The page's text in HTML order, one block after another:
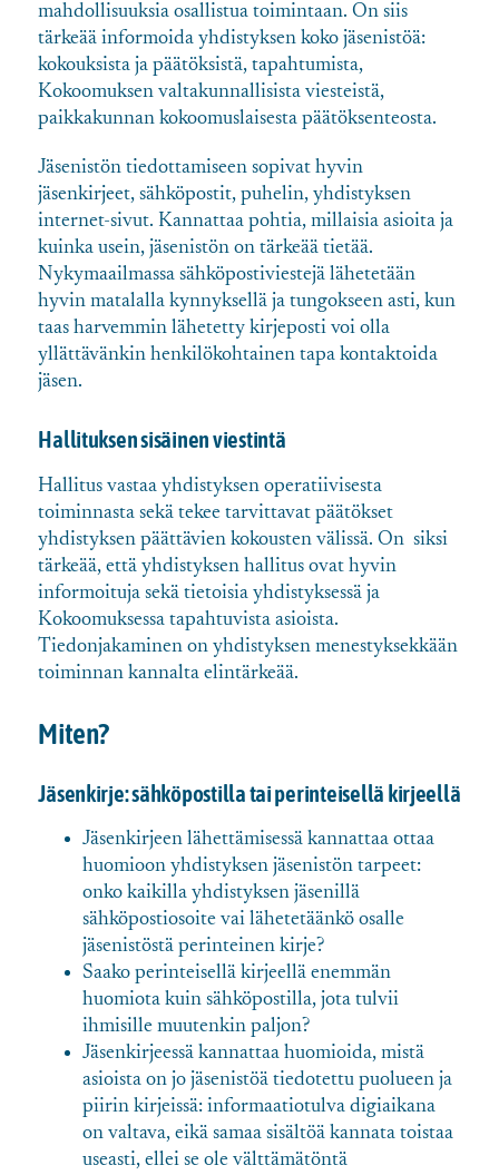
mahdollisuuksia osallistua toimintaan. On siis
tärkeää informoida yhdistyksen koko jäsenistöä:
kokouksista ja päätöksistä, tapahtumista,
Kokoomuksen valtakunnallisista viesteistä,
paikkakunnan kokoomuslaisesta päätöksenteosta.
Jäsenistön tiedottamiseen sopivat hyvin
jäsenkirjeet, sähköpostit, puhelin, yhdistyksen
internet-sivut. Kannattaa pohtia, millaisia asioita ja
kuinka usein, jäsenistön on tärkeää tietää.
Nykymaailmassa sähköpostiviestejä lähetetään
hyvin matalalla kynnyksellä ja tungokseen asti, kun
taas harvemmin lähetetty kirjeposti voi olla
yllättävänkin henkilökohtainen tapa kontaktoida
jäsen.
Hallituksen sisäinen viestintä
Hallitus vastaa yhdistyksen operatiivisesta
toiminnasta sekä tekee tarvittavat päätökset
yhdistyksen päättävien kokousten välissä. On siksi
tärkeää, että yhdistyksen hallitus ovat hyvin
informoituja sekä tietoisia yhdistyksessä ja
Kokoomuksessa tapahtuvista asioista.
Tiedonjakaminen on yhdistyksen menestyksekkään
toiminnan kannalta elintärkeää.
Miten?
Jäsenkirje: sähköpostilla tai perinteisellä kirjeellä
Jäsenkirjeen lähettämisessä kannattaa ottaa
huomioon yhdistyksen jäsenistön tarpeet:
onko kaikilla yhdistyksen jäsenillä
sähköpostiosoite vai lähetetäänkö osalle
jäsenistöstä perinteinen kirje?
Saako perinteisellä kirjeellä enemmän
huomiota kuin sähköpostilla, jota tulvii
ihmisille muutenkin paljon?
Jäsenkirjeessä kannattaa huomioida, mistä
asioista on jo jäsenistöä tiedotettu puolueen ja
piirin kirjeissä: informaatiotulva digiaikana
on valtava, eikä samaa sisältöä kannata toistaa
useasti, ellei se ole välttämätöntä